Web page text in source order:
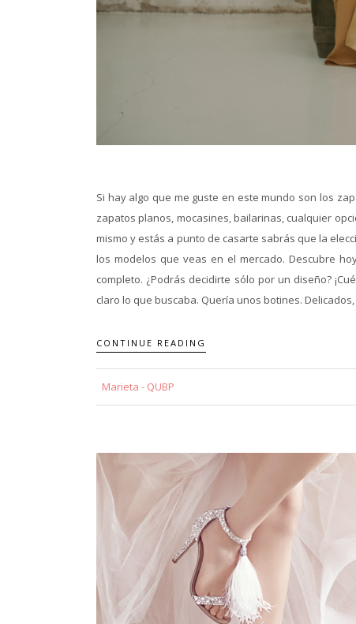
Si hay algo que me guste en este mundo son los
zapatos planos, mocasines, bailarinas, cualquier
mismo y estás a punto de casarte sabrás que la
los modelos que veas en el mercado. Descubre
completo. ¿Podrás decidirte sólo por un diseño?
claro lo que buscaba. Quería unos botines.
CONTINUE READING
Marieta - QUBP